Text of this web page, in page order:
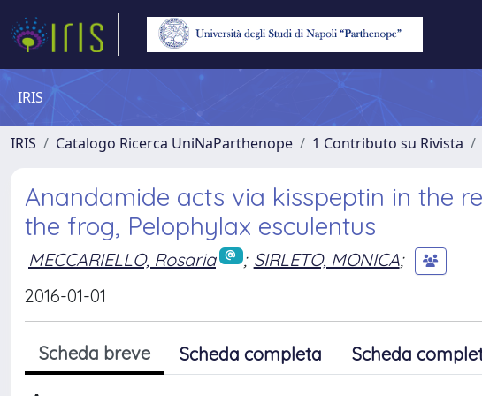
IRIS
IRIS Catalogo Ricerca UniNaParthenope 1 Contributo su Rivista
Anandamide acts via kisspeptin in the
the frog, Pelophylax esculentus
MECCARIELLO, Rosaria ; SIRLETO, MONICA;
2016-01-01
Scheda breve Scheda completa Scheda